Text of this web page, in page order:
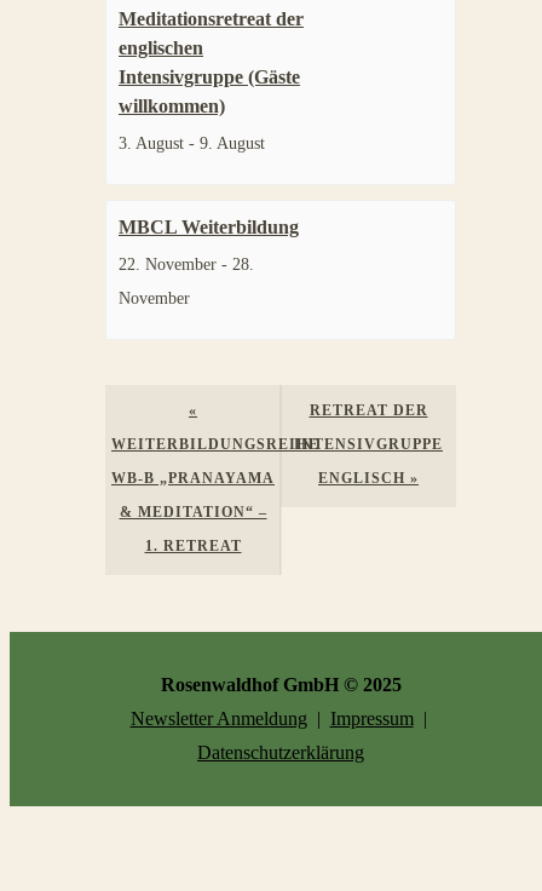
Meditationsretreat der
englischen
Intensivgruppe (Gäste
willkommen)
3. August - 9. August
MBCL Weiterbildung
22. November - 28.
November
Veranstaltung
Navigation
«
WEITERBILDUNGSREIHE
WB-B „PRANAYAMA
& MEDITATION“ –
1. RETREAT
RETREAT DER
INTENSIVGRUPPE
ENGLISCH »
Rosenwaldhof GmbH © 2025
Newsletter Anmeldung | Impressum|
Datenschutzerklärung